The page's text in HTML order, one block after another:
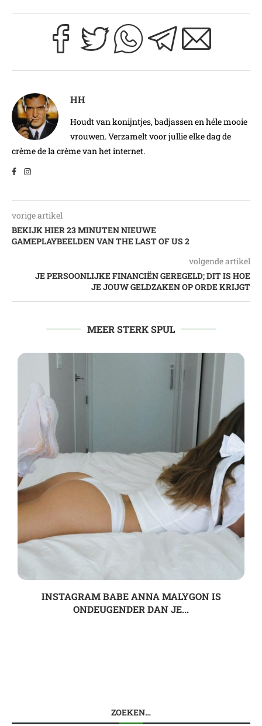
HH
Houdt van konijntjes, badjassen en héle mooie
vrouwen. Verzamelt voor jullie elke dag de
crème de la crème van het internet.
vorige artikel
BEKIJK HIER 23 MINUTEN NIEUWE
GAMEPLAYBEELDEN VAN THE LAST OF US 2
volgende artikel
JE PERSOONLIJKE FINANCIËN GEREGELD; DIT IS HOE
JE JOUW GELDZAKEN OP ORDE KRIJGT
MEER STERK SPUL
INSTAGRAM BABE ANNA MALYGON IS
ONDEUGENDER DAN JE...
ZOEKEN…